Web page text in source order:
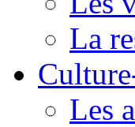
La
Les